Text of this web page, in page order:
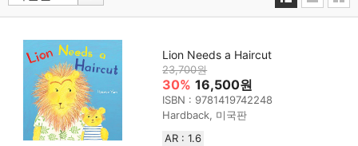
Lion Needs a Haircut
23,700원
30% 16,500원
ISBN : 9781419742248
Hardback, 미국판
AR : 1.6